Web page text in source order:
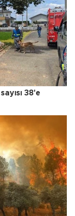
38'e